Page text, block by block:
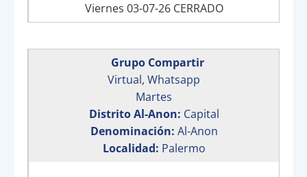
Viernes 03-07-26 CERRADO
Grupo Compartir
Virtual, Whatsapp
Martes
Distrito Al-Anon: Capital
Denominación: Al-Anon
Localidad: Palermo